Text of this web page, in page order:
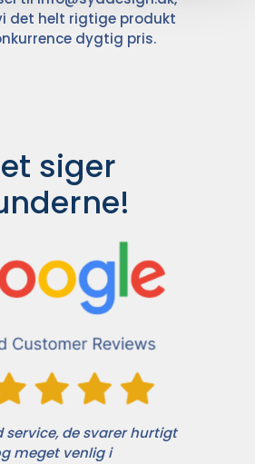
det helt rigtige produkt
dygtig pris.
siger
service, de svarer hurtigt
meget venlig i